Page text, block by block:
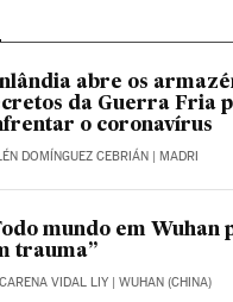
abre os
da Guerra Fria
o coronavírus
DOMÍNGUEZ CEBRIÁN | MADRI
mundo em Wuhan
trauma”
VIDAL LIY | WUHAN (CHINA)